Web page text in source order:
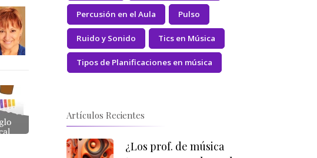
Percusión en el Aula Pulso
Ruido y Sonido Tics en Música
Tipos de Planificaciones en música
Artículos Recientes
¿Los prof. de música